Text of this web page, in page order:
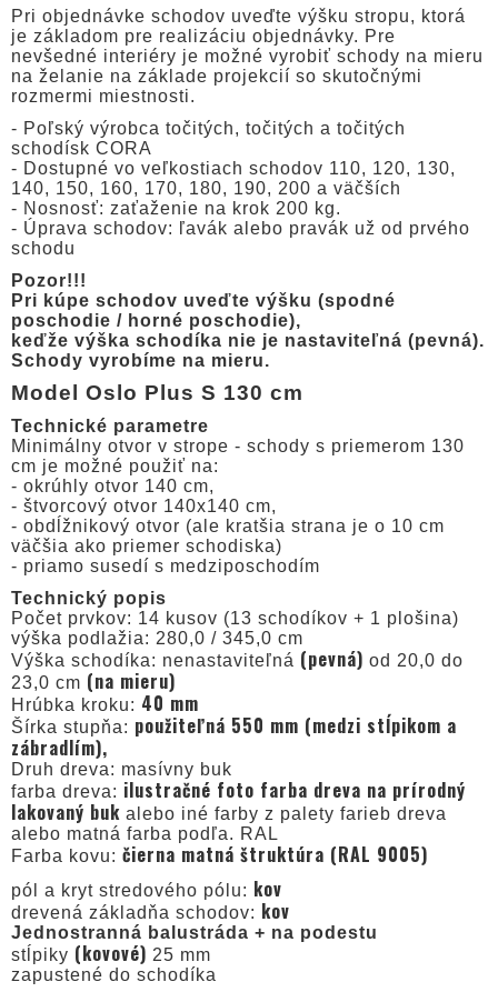
Pri objednávke schodov uveďte výšku stropu, ktorá
je základom pre realizáciu objednávky. Pre
nevšedné interiéry je možné vyrobiť schody na mieru
na želanie na základe projekcií so skutočnými
rozmermi miestnosti.
- Poľský výrobca točitých, točitých a točitých
schodísk CORA
- Dostupné vo veľkostiach schodov 110, 120, 130,
140, 150, 160, 170, 180, 190, 200 a väčších
- Nosnosť: zaťaženie na krok 200 kg.
- Úprava schodov: ľavák alebo pravák už od prvého
schodu
Pozor!!!
Pri kúpe schodov uveďte výšku (spodné
poschodie / horné poschodie),
keďže výška schodíka nie je nastaviteľná (pevná).
Schody vyrobíme na mieru.
Model Oslo Plus S 130 cm
Technické parametre
Minimálny otvor v strope - schody s priemerom 130
cm je možné použiť na:
- okrúhly otvor 140 cm,
- štvorcový otvor 140x140 cm,
- obdĺžnikový otvor (ale kratšia strana je o 10 cm
väčšia ako priemer schodiska)
- priamo susedí s medziposchodím
Technický popis
Počet prvkov: 14 kusov (13 schodíkov + 1 plošina)
výška podlažia: 280,0 / 345,0 cm
Výška schodíka: nenastaviteľná (pevná) od 20,0 do
23,0 cm (na mieru)
Hrúbka kroku: 40 mm
Šírka stupňa: použiteľná 550 mm (medzi stĺpikom a
zábradlím),
Druh dreva: masívny buk
farba dreva: ilustračné foto farba dreva na prírodný
lakovaný buk alebo iné farby z palety farieb dreva
alebo matná farba podľa. RAL
Farba kovu: čierna matná štruktúra (RAL 9005)
pól a kryt stredového pólu: kov
drevená základňa schodov: kov
Jednostranná balustráda + na podestu
stĺpiky (kovové) 25 mm
zapustené do schodíka